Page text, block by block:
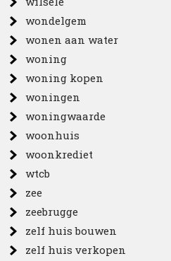
wondelgem
wonen aan water
woning
woning kopen
woningen
woningwaarde
woonhuis
woonkrediet
wtcb
zee
zeebrugge
zelf huis bouwen
zelf huis verkopen